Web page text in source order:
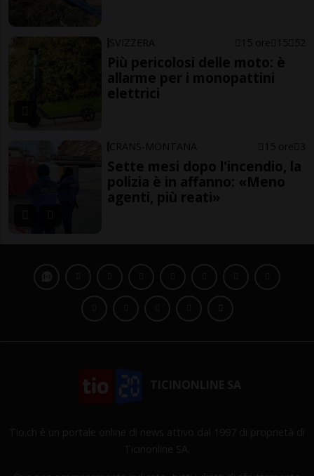
SVIZZERA 15 ore 15 52
Più pericolosi delle moto: è
allarme per i monopattini
elettrici
CRANS-MONTANA 15 ore 3
Sette mesi dopo l'incendio, la
polizia è in affanno: «Meno
agenti, più reati»